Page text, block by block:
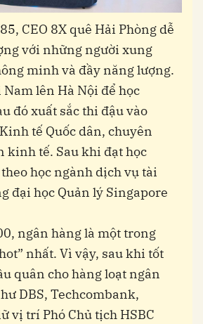
CEO 8X quê Hải Phòng dễ
với những người xung
minh và đầy năng lượng.
lên Hà Nội để học
đó xuất sắc thi đậu vào
tế Quốc dân, chuyên
kinh tế. Sau khi đạt học
học ngành dịch vụ tài
đại học Quản lý Singapore
ngân hàng là một trong
nhất. Vì vậy, sau khi tốt
quân cho hàng loạt ngân
DBS, Techcombank,
vị trí Phó Chủ tịch HSBC